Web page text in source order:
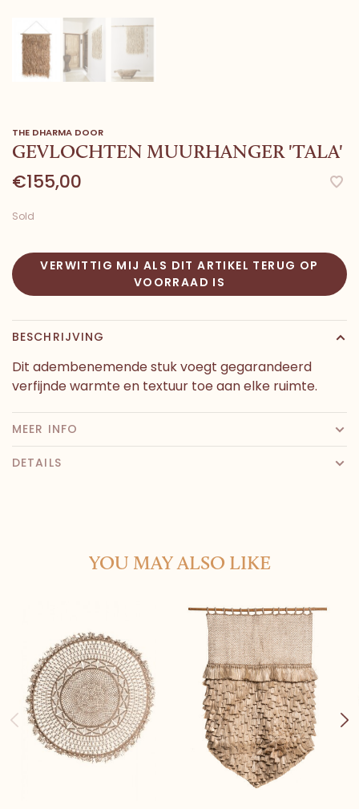
THE DHARMA DOOR
GEVLOCHTEN MUURHANGER 'TALA'
€155,00
Sold
VERWITTIG MIJ ALS DIT ARTIKEL TERUG OP
VOORRAAD IS
BESCHRIJVING
Dit adembenemende stuk voegt gegarandeerd
verfijnde warmte en textuur toe aan elke ruimte.
MEER INFO
DETAILS
YOU MAY ALSO LIKE